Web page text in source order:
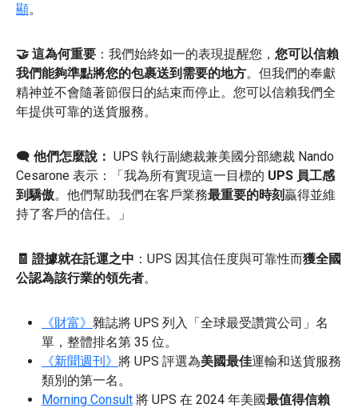
顯。
🤝 這為何重要 ：我們始終如一的表現提醒您， 您可以信賴
我們能夠準點將您的包裹送到需要的地方。但我們的奉獻
精神並不會隨著節假日的結束而停止。您可以信賴我們全
年提供可靠的送貨服務。
🗨️ 他們怎麼說： UPS 執行副總裁兼美國分部總裁 Nando
Cesarone 表示：「我為所有實現這一目標的 UPS 員工感
到驕傲。他們幫助我們在客戶業務最重要的時刻贏得並維
持了客戶的信任。」
🧾 證據就在託運之中 ：UPS 因其信任度與可靠性而獲全國
公認為該行業的領先者。
《財富》 雜誌將 UPS 列入「全球最受讚賞公司」名
單，整體排名第 35 位。
《新聞週刊》 將 UPS 評選為美國最佳運輸和送貨服務
類別的第一名。
Morning Consult 將 UPS 在 2024 年美國最值得信賴